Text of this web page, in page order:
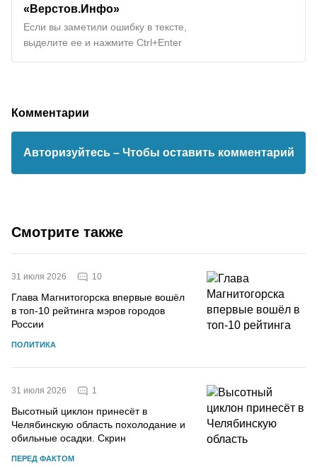
«Верстов.Инфо»
Если вы заметили ошибку в тексте,
выделите ее и нажмите Ctrl+Enter
Комментарии
Авторизуйтесь – Чтобы оставить комментарий
Смотрите также
31 июля 2026 10
Глава Магнитогорска впервые вошёл
в топ-10 рейтинга мэров городов
России
ПОЛИТИКА
31 июля 2026 1
Высотный циклон принесёт в
Челябинскую область похолодание и
обильные осадки. Скрин
ПЕРЕД ФАКТОМ